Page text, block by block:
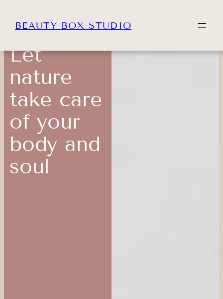
BEAUTY BOX STUDIO
Let
nature
take care
of your
body and
soul